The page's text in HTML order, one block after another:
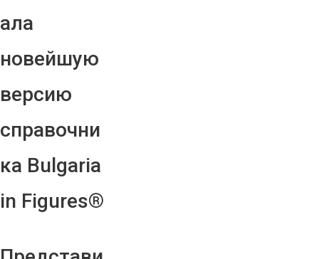
ала
новейшую
версию
справочни
ка Bulgaria
in Figures®